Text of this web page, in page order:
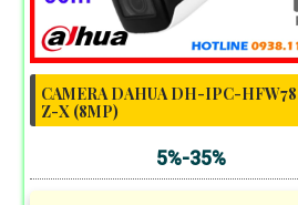
CAMERA DAHUA DH-IPC-
Z-X (8MP)
5%-35%